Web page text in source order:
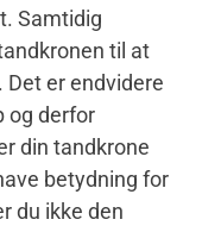
Samtidig
til at
er endvidere
og derfor
din tandkrone
betydning for
du ikke den